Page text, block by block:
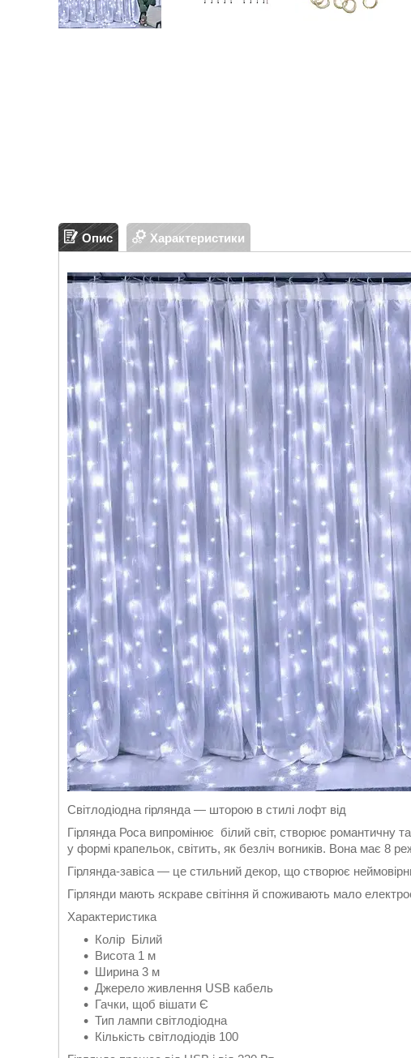
Опис Характеристики
Світлодіодна гірлянда — шторою в стилі лофт від
Гірлянда Роса випромінює білий світ, створює романтичну
у формі крапельок, світить, як безліч вогників. Вона має 8
Гірлянда-завіса — це стильний декор, що створює
Гірлянди мають яскраве світіння й споживають мало
Характеристика
Колір Бiлий
Висота 1 м
Ширина 3 м
Джерело живлення USB кабель
Гачки, щоб вішати Є
Тип лампи світлодіодна
Кількість світлодіодів 100